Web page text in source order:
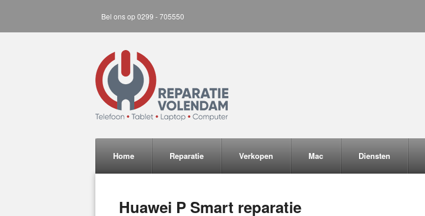
Bel ons op 0299 - 705550
Home Reparatie Verkopen Mac Diensten
Huawei P Smart reparatie